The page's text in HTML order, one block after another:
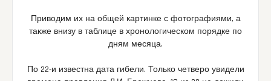
Приводим их на общей картинке с фотографиями, а
также внизу в таблице в хронологическом порядке по
дням месяца.
По 22-и известна дата гибели. Только четверо увидели